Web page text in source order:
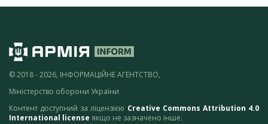
© 2018 - 2026, ІНФОРМАЦІЙНЕ АГЕНТСТВО,
Міністерство оборони України
Контент доступний за ліцензією Creative Commons Attribution 4.0
International license якщо не зазначено інше.